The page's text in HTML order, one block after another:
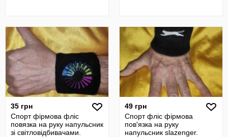
35 грн
Спорт фірмова фліс
повязка на руку напульсник
зі світловідбивачами.
49 грн
Спорт фліс фірмова
пов'язка на руку
напульсник slazenger.